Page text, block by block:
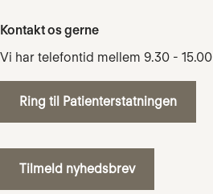
Kontakt os gerne
Vi har telefontid mellem 9.30 - 15.00
Ring til Patienterstatningen
Tilmeld nyhedsbrev